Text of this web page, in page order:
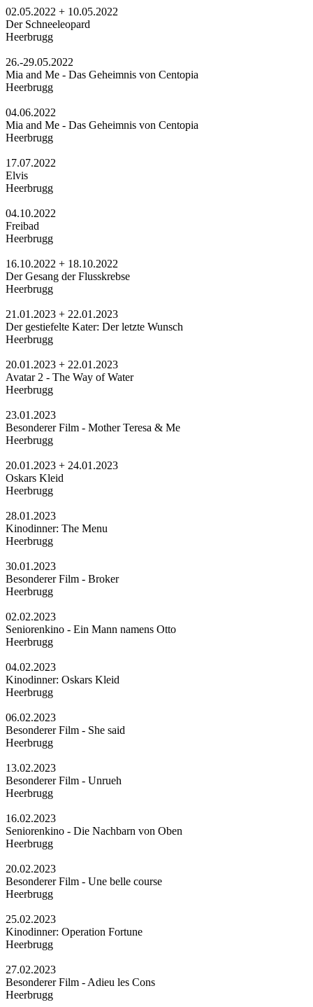
02.05.2022 + 10.05.2022
Der Schneeleopard
Heerbrugg
26.-29.05.2022
Mia and Me - Das Geheimnis von Centopia
Heerbrugg
04.06.2022
Mia and Me - Das Geheimnis von Centopia
Heerbrugg
17.07.2022
Elvis
Heerbrugg
04.10.2022
Freibad
Heerbrugg
16.10.2022 + 18.10.2022
Der Gesang der Flusskrebse
Heerbrugg
21.01.2023 + 22.01.2023
Der gestiefelte Kater: Der letzte Wunsch
Heerbrugg
20.01.2023 + 22.01.2023
Avatar 2 - The Way of Water
Heerbrugg
23.01.2023
Besonderer Film - Mother Teresa & Me
Heerbrugg
20.01.2023 + 24.01.2023
Oskars Kleid
Heerbrugg
28.01.2023
Kinodinner: The Menu
Heerbrugg
30.01.2023
Besonderer Film - Broker
Heerbrugg
02.02.2023
Seniorenkino - Ein Mann namens Otto
Heerbrugg
04.02.2023
Kinodinner: Oskars Kleid
Heerbrugg
06.02.2023
Besonderer Film - She said
Heerbrugg
13.02.2023
Besonderer Film - Unrueh
Heerbrugg
16.02.2023
Seniorenkino - Die Nachbarn von Oben
Heerbrugg
20.02.2023
Besonderer Film - Une belle course
Heerbrugg
25.02.2023
Kinodinner: Operation Fortune
Heerbrugg
27.02.2023
Besonderer Film - Adieu les Cons
Heerbrugg